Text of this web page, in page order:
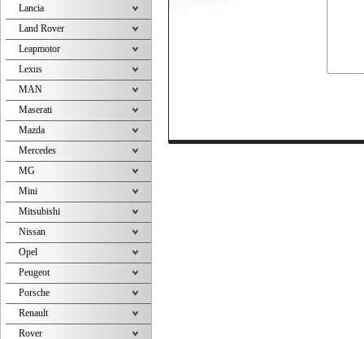
Lancia
Land Rover
Leapmotor
Lexus
MAN
Maserati
Mazda
Mercedes
MG
Mini
Mitsubishi
Nissan
Opel
Peugeot
Porsche
Renault
Rover